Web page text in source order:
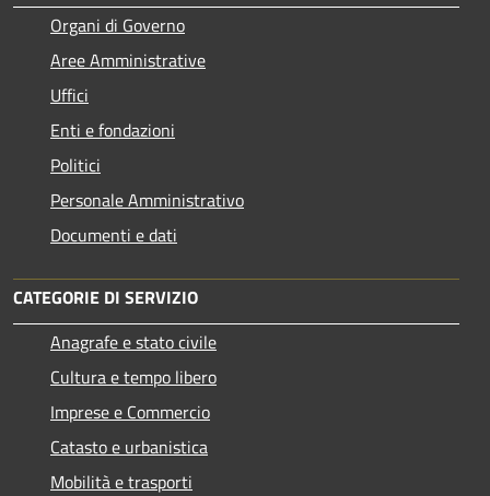
Organi di Governo
Aree Amministrative
Uffici
Enti e fondazioni
Politici
Personale Amministrativo
Documenti e dati
CATEGORIE DI SERVIZIO
Anagrafe e stato civile
Cultura e tempo libero
Imprese e Commercio
Catasto e urbanistica
Mobilità e trasporti